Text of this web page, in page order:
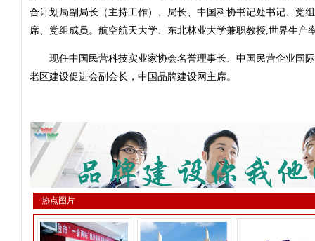
合计划局副局长（主持工作）、局长、中国科协书记处书记、党
席、党组成员。航空航天大学、东北林业大学兼职教授,世界生产
现任中国民营科技实业家协会名誉理事长、中国民营企业国
老区建设促进会副会长，中国品牌建设网主席。
热点图片